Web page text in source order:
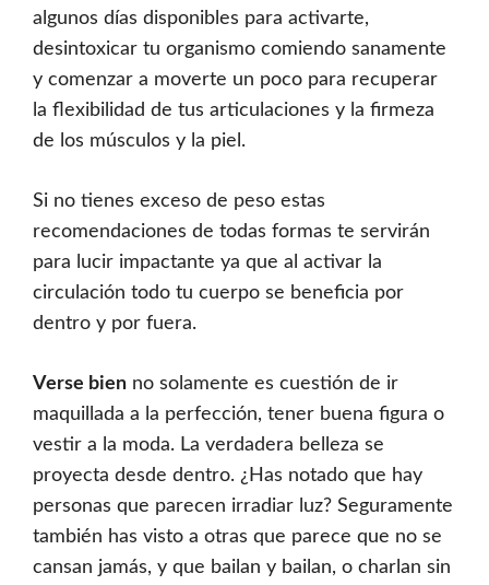
algunos días disponibles para activarte,
desintoxicar tu organismo comiendo sanamente
y comenzar a moverte un poco para recuperar
la flexibilidad de tus articulaciones y la firmeza
de los músculos y la piel.
Si no tienes exceso de peso estas
recomendaciones de todas formas te servirán
para lucir impactante ya que al activar la
circulación todo tu cuerpo se beneficia por
dentro y por fuera.
Verse bien no solamente es cuestión de ir
maquillada a la perfección, tener buena figura o
vestir a la moda. La verdadera belleza se
proyecta desde dentro. ¿Has notado que hay
personas que parecen irradiar luz? Seguramente
también has visto a otras que parece que no se
cansan jamás, y que bailan y bailan, o charlan sin